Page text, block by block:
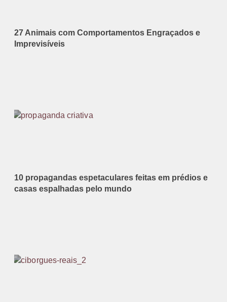
27 Animais com Comportamentos Engraçados e
Imprevisíveis
10 propagandas espetaculares feitas em prédios e
casas espalhadas pelo mundo